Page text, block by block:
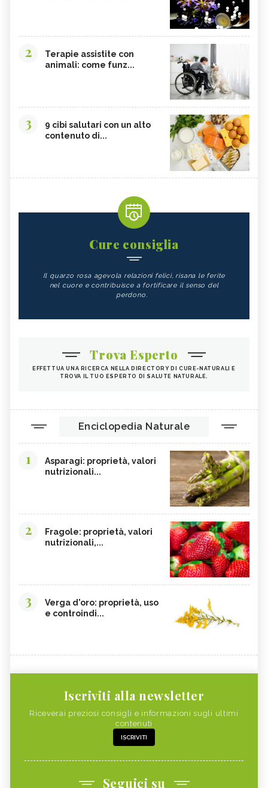
2
Terapie assistite con
animali: come funz...
3
9 cibi salutari con un alto
contenuto di...
Cure consiglia
Il quarzo rosa agevola relazioni felici, risana le ferite
nel cuore e contribuisce a fortificare il senso del
perdono.
Trova Esperto
EFFETTUA UNA RICERCA NELLA DIRECTORY DI CURE-NATURALI E
TROVA IL TUO ESPERTO DI SALUTE NATURALE.
Enciclopedia Naturale
1
Asparagi: proprietà, valori
nutrizionali...
2
Fragole: proprietà, valori
nutrizionali,...
3
Verga d'oro: proprietà, uso
e controindi...
Iscriviti alla newsletter
Riceverai preziosi consigli e informazioni sugli ultimi
contenuti
ISCRIVITI
Seguici su